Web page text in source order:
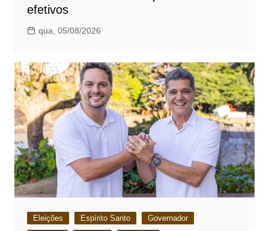
efetivos
qua, 05/08/2026
Eleições Espírito Santo
Governador